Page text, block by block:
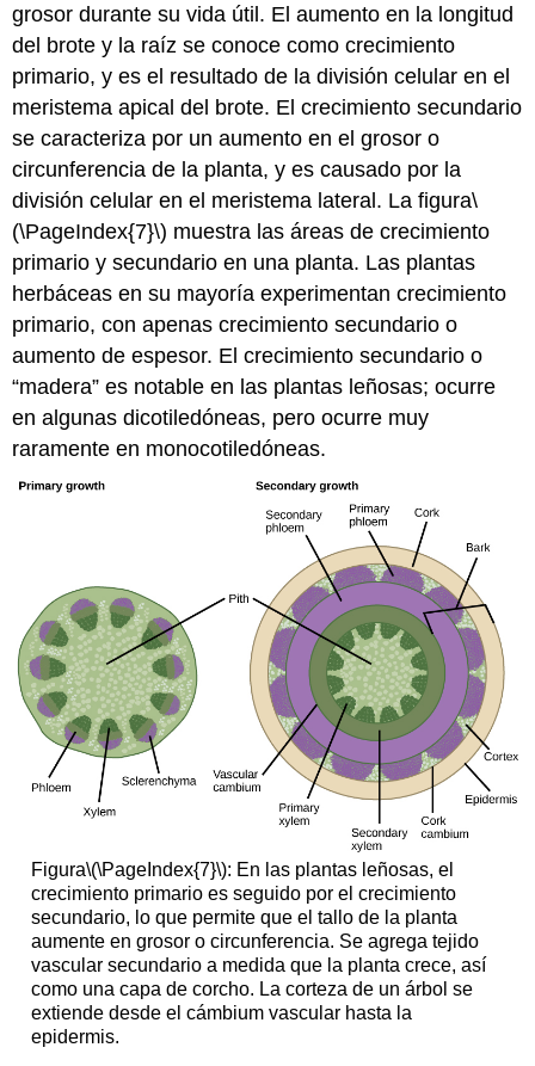
grosor durante su vida útil. El aumento en la longitud
del brote y la raíz se conoce comocrecimiento
primario, y es el resultado de la división celular en el
meristema apical del brote. Elcrecimiento secundario
se caracteriza por un aumento en el grosor o
circunferencia de la planta, y es causado por la
división celular en el meristema lateral. La figura\
(\PageIndex{7}\) muestra las áreas de crecimiento
primario y secundario en una planta. Las plantas
herbáceas en su mayoría experimentan crecimiento
primario, con apenas crecimiento secundario o
aumento de espesor. El crecimiento secundario o
“madera” es notable en las plantas leñosas; ocurre
en algunas dicotiledóneas, pero ocurre muy
raramente en monocotiledóneas.
Figura\(\PageIndex{7}\): En las plantas leñosas, el
crecimiento primario es seguido por el crecimiento
secundario, lo que permite que el tallo de la planta
aumente en grosor o circunferencia. Se agrega tejido
vascular secundario a medida que la planta crece, así
como una capa de corcho. La corteza de un árbol se
extiende desde el cámbium vascular hasta la
epidermis.